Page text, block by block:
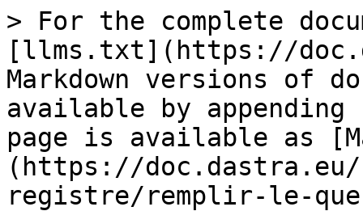
> For the complete
[llms.txt](https://
Markdown versions of
available by
page is available as
(https://
registre/remplir-le-